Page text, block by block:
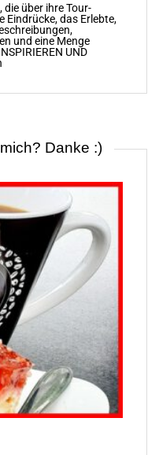
über ihre Tour-
Eindrücke, das Erlebte,
und eine Menge
UND
Danke :)